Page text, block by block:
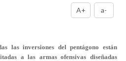
A+ a-
las inversiones del pentágono están
a las armas ofensivas diseñadas